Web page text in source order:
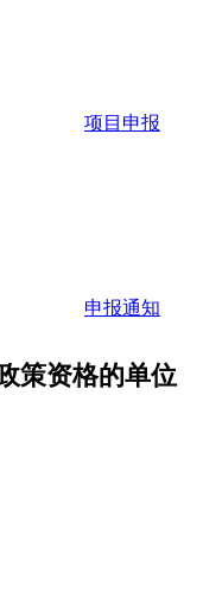
项目申报
申报通知
策资格的单位